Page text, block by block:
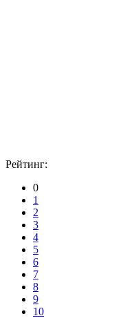
Рейтинг:
0
1
2
3
4
5
6
7
8
9
10